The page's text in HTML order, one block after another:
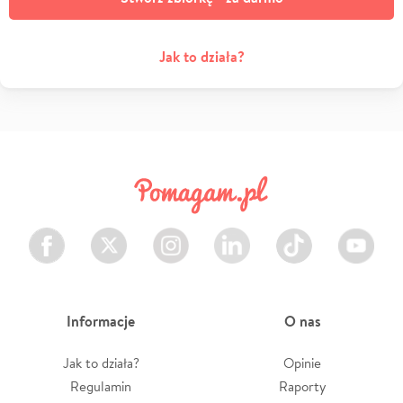
Jak to działa?
Facebook Twitter Instagram LinkedIn TikTok Youtube
Informacje
Jak to działa?
Regulamin
O nas
Opinie
Raporty